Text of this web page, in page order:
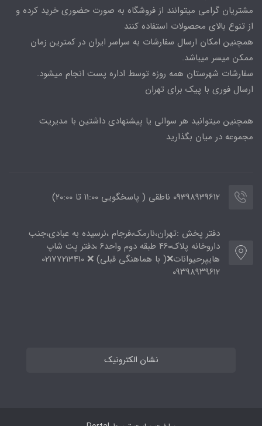
مشتریان گرامی میتوانند از فروشگاه به صورت حضوری خرید کرده و
از تنوع بالای محصولات استفاده کنند
همچنین امکان ارسال سفارشات به سراسر ایران در کمترین زمان
ممکن میسر میباشد.
سفارشات شهرستان همه روزه توسط اداره پست انجام میشود.
ارسال فوری با پیک برای تهران
همچنین میتوانید هر سوالی یا پیشنهادی داشتین با مدیریت
مجموعه در میان بگذارید
09398939612 ناطقی ( پاسخگویی 11:00 تا ۲۰:00)
دفتر پخش :تهران،نارمک،فرجام ،نرسیده به عبادی،جنب
داروخانه پلاک۴۶۰ طبقه دوم واحد۶ ،دفتر پت شاپ
هایپرحیوانات❌( با هماهنگی قبلی) ❌ 02177213410
۰۹۳۹۸۹۳۹۶۱۲
نشان الکترونیک